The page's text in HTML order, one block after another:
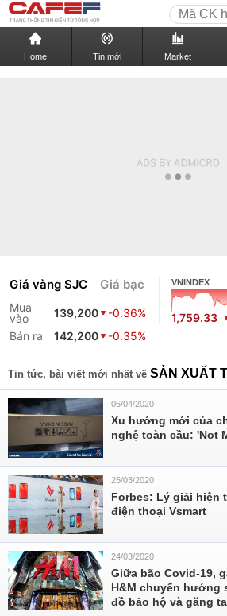
Home Tin mới Market
Giá vàng SJC Giá bạc
Mua
vào
139,200
-0.36%
Bán ra
142,200 -0.35%
VNINDEX
1,759.33
Tin tức, bài viết mới nhất về SẢN XUẤT
06/04/2020
Xu hướng mới của
nghệ toàn cầu: 'Not
25/03/2020
Forbes: Lý giải hiện
điện thoại Vsmart
24/03/2020
Giữa bão Covid-19,
H&M chuyển hướng
đồ bảo hộ và găng